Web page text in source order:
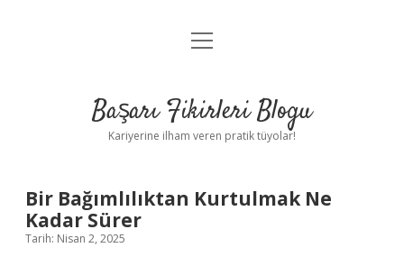
Anasayfa
Yasal Uyarı
menüyü
Başarı Fikirleri Blogu
Kariyerine ilham veren pratik tüyolar!
Bir Bağımlılıktan Kurtulmak Ne
Kadar Sürer
Tarih: Nisan 2, 2025